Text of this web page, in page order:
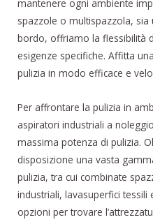
mantenere ogni ambiente
spazzole o multispazzola,
bordo, offriamo la flessibilità
esigenze specifiche. Affitta
pulizia in modo efficace e
Per affrontare la pulizia in
aspiratori industriali a
massima potenza di pulizia.
disposizione una vasta
pulizia, tra cui combinate
industriali, lavasuperfici tessili
opzioni per trovare